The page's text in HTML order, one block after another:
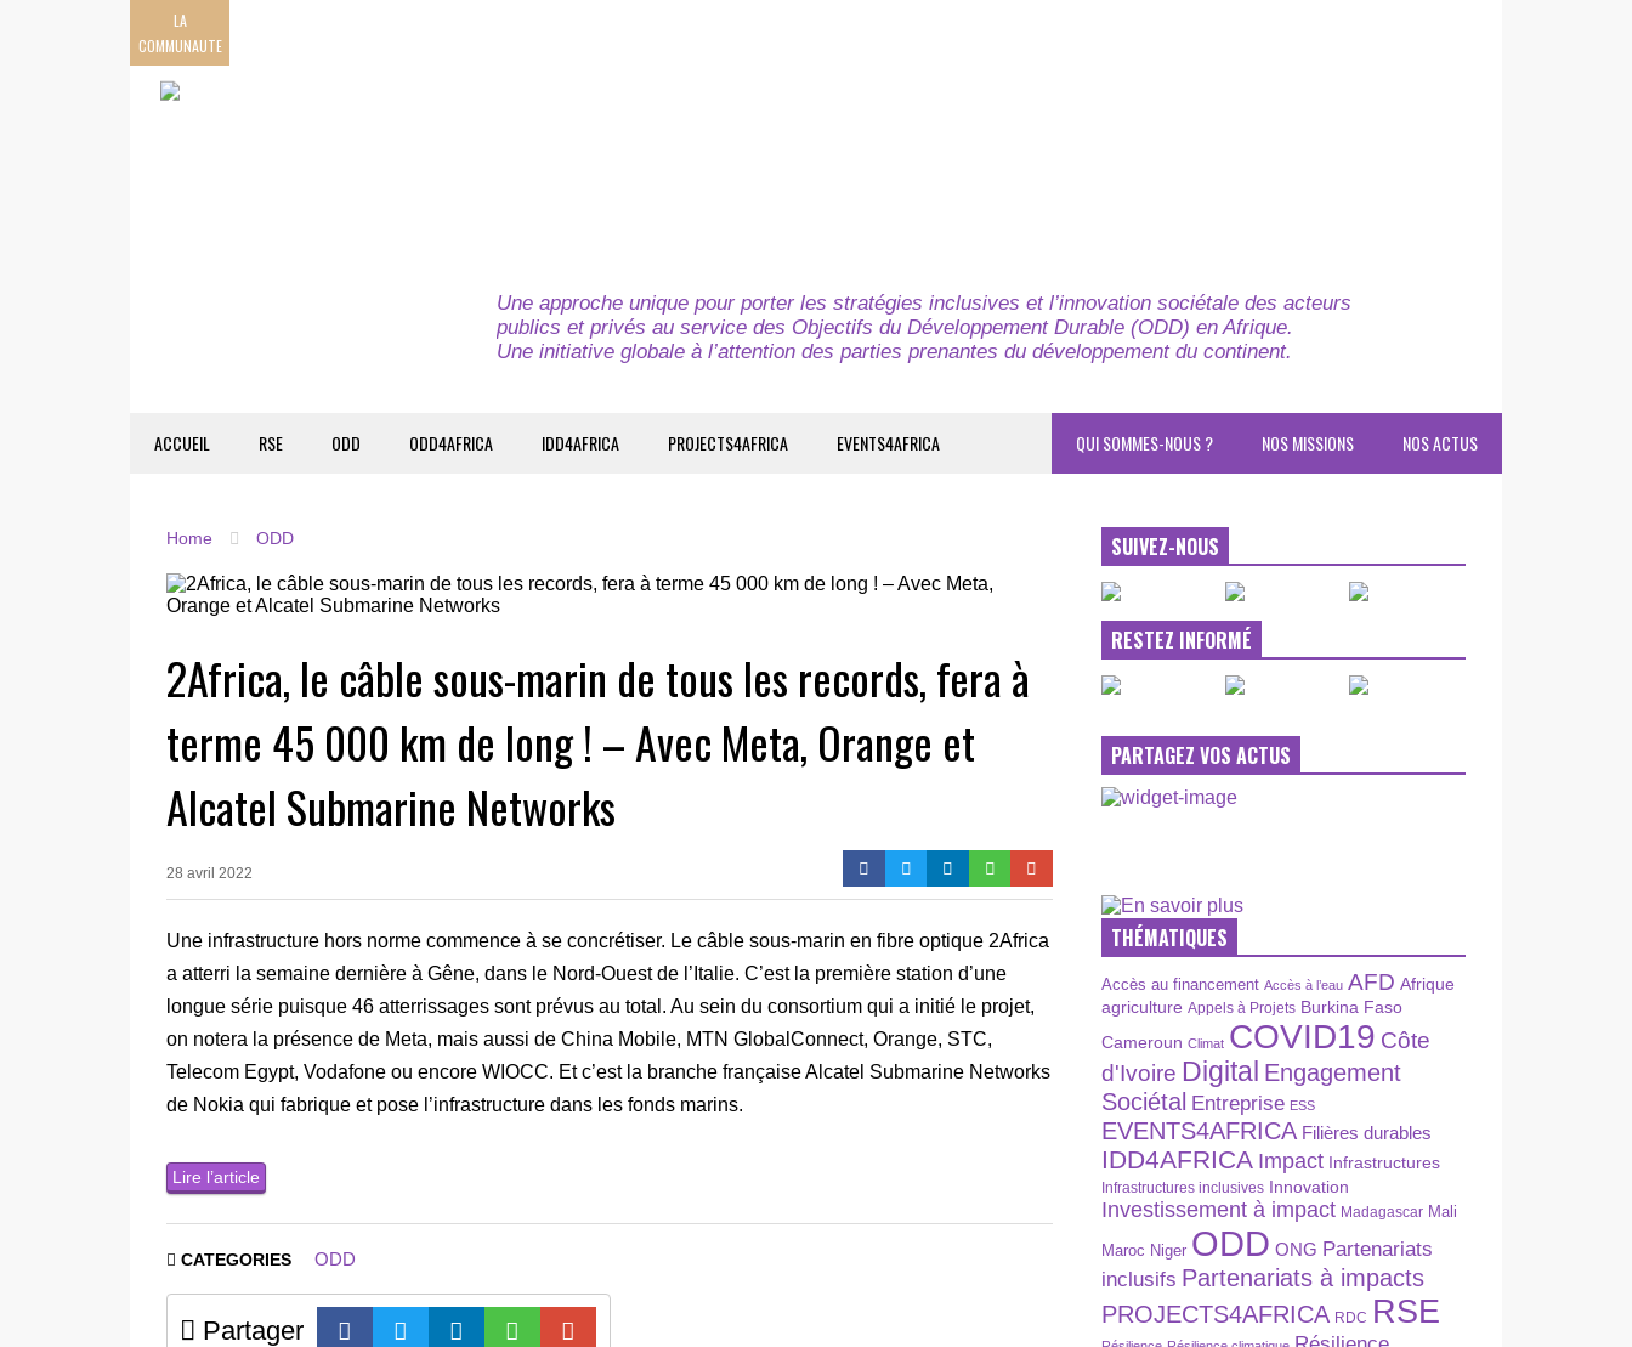
LA
COMMUNAUTE
Une approche unique pour porter les stratégies inclusives et l’innovation sociétale des acteurs
publics et privés au service des Objectifs du Développement Durable (ODD) en Afrique.
Une initiative globale à l’attention des parties prenantes du développement du continent.
ACCUEIL RSE ODD ODD4AFRICA IDD4AFRICA PROJECTS4AFRICA EVENTS4AFRICA NOS ACTUS
NOS MISSIONS
QUI SOMMES-NOUS ?
Home ODD
2Africa, le câble sous-marin de tous les records, fera à
terme 45 000 km de long ! – Avec Meta, Orange et
Alcatel Submarine Networks
28 avril 2022
Une infrastructure hors norme commence à se concrétiser. Le câble sous-marin en fibre optique 2Africa
a atterri la semaine dernière à Gêne, dans le Nord-Ouest de l’Italie. C’est la première station d’une
longue série puisque 46 atterrissages sont prévus au total. Au sein du consortium qui a initié le projet,
on notera la présence de Meta, mais aussi de China Mobile, MTN GlobalConnect, Orange, STC,
Telecom Egypt, Vodafone ou encore WIOCC. Et c’est la branche française Alcatel Submarine Networks
de Nokia qui fabrique et pose l’infrastructure dans les fonds marins.
Lire l’article
CATEGORIES ODD
Partager
SUIVEZ-NOUS
RESTEZ INFORMÉ
PARTAGEZ VOS ACTUS
THÉMATIQUES
Accès au financement Accès à l’eau AFD Afrique
agriculture Appels à Projets Burkina Faso
Cameroun Climat COVID19 Côte
d'Ivoire Digital Engagement
Sociétal Entreprise ESS
EVENTS4AFRICA Filières durables
IDD4AFRICA Impact Infrastructures
Infrastructures inclusives Innovation
Investissement à impact Madagascar Mali
Maroc Niger ODD ONG Partenariats
inclusifs Partenariats à impacts
PROJECTS4AFRICA RDC RSE